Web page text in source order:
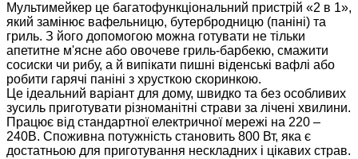
Мультимейкер це багатофункціональний пристрій «2 в 1»,
який замінює вафельницю, бутербродницю (паніні) та
гриль. З його допомогою можна готувати не тільки
апетитне м'ясне або овочеве гриль-барбекю, смажити
сосиски чи рибу, а й випікати пишні віденські вафлі або
робити гарячі паніні з хрусткою скоринкою.
Це ідеальний варіант для дому, швидко та без особливих
зусиль приготувати різноманітні страви за лічені хвилини.
П рацює від стандартної електричної мережі на 220 –
240В. Споживна потужність становить 800 Вт, яка є
достатньою для приготування нескладних і цікавих страв.